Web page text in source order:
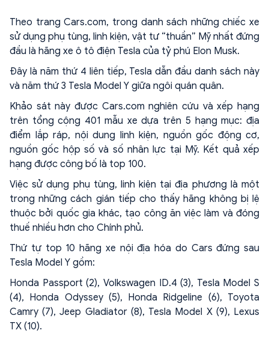
Theo trang Cars.com, trong danh sách những chiếc xe
sử dụng phụ tùng, linh kiện, vật tư “thuần” Mỹ nhất đứng
đầu là hãng xe ô tô điện Tesla của tỷ phú Elon Musk.
Đây là năm thứ 4 liên tiếp, Tesla dẫn đầu danh sách này
và năm thứ 3 Tesla Model Y giữa ngôi quán quân.
Khảo sát này được Cars.com nghiên cứu và xếp hạng
trên tổng cộng 401 mẫu xe dựa trên 5 hạng mục: địa
điểm lắp ráp, nội dung linh kiện, nguồn gốc động cơ,
nguồn gốc hộp số và số nhân lực tại Mỹ. Kết quả xếp
hạng được công bố là top 100.
Việc sử dụng phụ tùng, linh kiện tại địa phương là một
trong những cách gián tiếp cho thấy hãng không bị lệ
thuộc bởi quốc gia khác, tạo công ăn việc làm và đóng
thuế nhiều hơn cho Chính phủ.
Thứ tự top 10 hãng xe nội địa hóa do Cars đứng sau
Tesla Model Y gồm:
Honda Passport (2), Volkswagen ID.4 (3), Tesla Model S
(4), Honda Odyssey (5), Honda Ridgeline (6), Toyota
Camry (7), Jeep Gladiator (8), Tesla Model X (9), Lexus
TX (10).